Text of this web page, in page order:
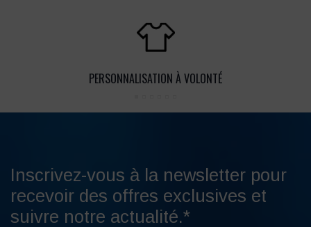
PERSONNALISATION À VOLONTÉ
Inscrivez-vous à la newsletter pour
recevoir des offres exclusives et
suivre notre actualité.*